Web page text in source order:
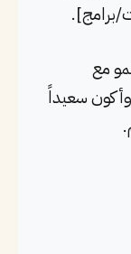
مع
وأكون سعيداً